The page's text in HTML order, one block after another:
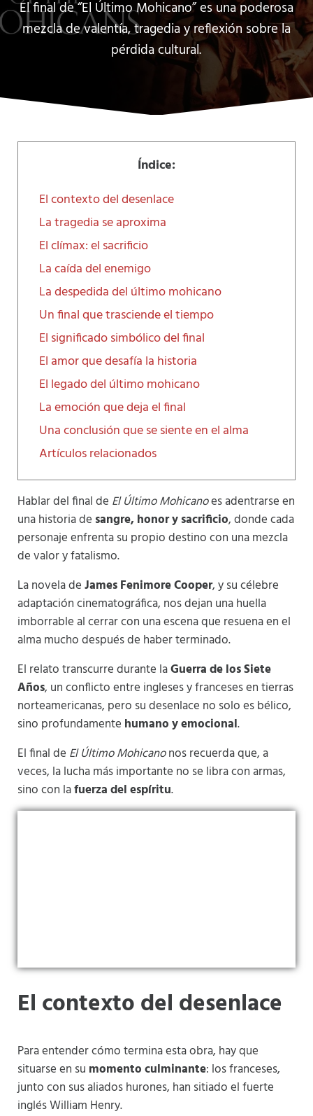
El final de “El Último Mohicano” es una poderosa
mezcla de valentía, tragedia y reflexión sobre la
pérdida cultural.
Índice:
El contexto del desenlace
La tragedia se aproxima
El clímax: el sacrificio
La caída del enemigo
La despedida del último mohicano
Un final que trasciende el tiempo
El significado simbólico del final
El amor que desafía la historia
El legado del último mohicano
La emoción que deja el final
Una conclusión que se siente en el alma
Artículos relacionados
Hablar del final de El Último Mohicanoes adentrarse en
una historia de sangre, honor y sacrificio, donde cada
personaje enfrenta su propio destino con una mezcla
de valor y fatalismo.
La novela deJames Fenimore Cooper, y su célebre
adaptación cinematográfica, nos dejan una huella
imborrable al cerrar con una escena que resuena en el
alma mucho después de haber terminado.
El relato transcurre durante laGuerra de los Siete
Años, un conflicto entre ingleses y franceses en tierras
norteamericanas, pero su desenlace no solo es bélico,
sino profundamente humano y emocional.
El final de El Último Mohicanonos recuerda que, a
veces, la lucha más importante no se libra con armas,
sino con lafuerza del espíritu.
El contexto del desenlace
Para entender cómo termina esta obra, hay que
situarse en su momento culminante: los franceses,
junto con sus aliados hurones, han sitiado el fuerte
inglés William Henry.